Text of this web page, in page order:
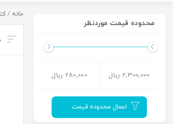
محدوده قیمت موردنظر
280,000 ریال 2,300,000 ریال
اعمال محدوده قیمت
خانه /